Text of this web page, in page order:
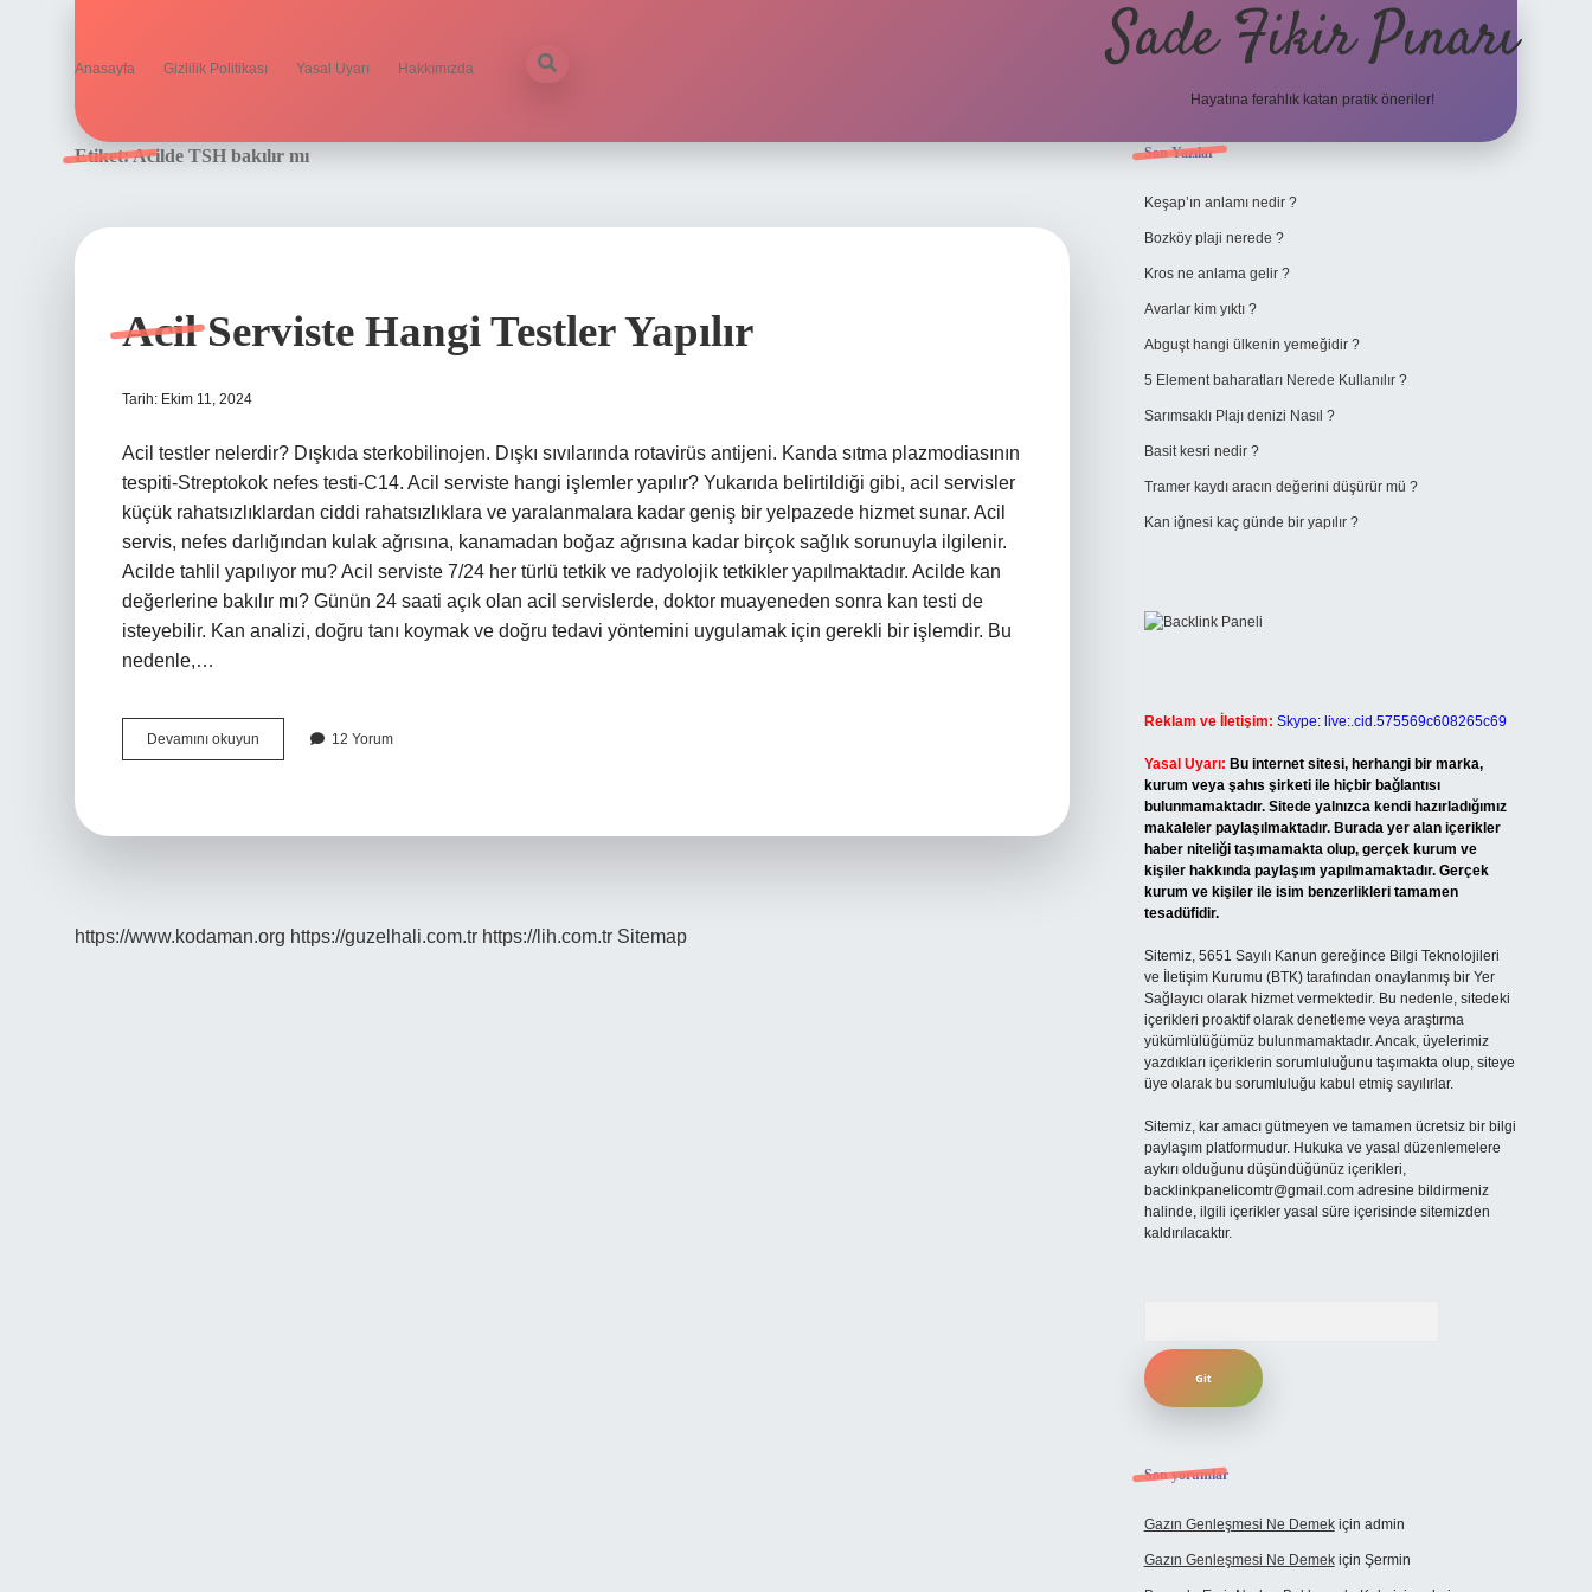
Anasayfa Gizlilik Politikası Yasal Uyarı Hakkımızda Sade Fikir Pınarı
Hayatına ferahlık katan pratik öneriler!
Etiket:Acilde TSH bakılır mı
Acil Serviste Hangi Testler Yapılır
Tarih: Ekim 11, 2024
Acil testler nelerdir? Dışkıda sterkobilinojen. Dışkı sıvılarında rotavirüs antijeni. Kanda sıtma plazmodiasının
tespiti-Streptokok nefes testi-C14. Acil serviste hangi işlemler yapılır? Yukarıda belirtildiği gibi, acil servisler
küçük rahatsızlıklardan ciddi rahatsızlıklara ve yaralanmalara kadar geniş bir yelpazede hizmet sunar. Acil
servis, nefes darlığından kulak ağrısına, kanamadan boğaz ağrısına kadar birçok sağlık sorunuyla ilgilenir.
Acilde tahlil yapılıyor mu? Acil serviste 7/24 her türlü tetkik ve radyolojik tetkikler yapılmaktadır. Acilde kan
değerlerine bakılır mı? Günün 24 saati açık olan acil servislerde, doktor muayeneden sonra kan testi de
isteyebilir. Kan analizi, doğru tanı koymak ve doğru tedavi yöntemini uygulamak için gerekli bir işlemdir. Bu
nedenle,…
Devamını okuyun
Serviste
12 Yorum
https://www.kodaman.org https://guzelhali.com.tr https://lih.com.tr Sitemap
Sidebar
Son Yazılar
Keşap’ın anlamı nedir ?
Bozköy plaji nerede ?
Kros ne anlama gelir ?
Avarlar kim yıktı ?
Abguşt hangi ülkenin yemeğidir ?
5 Element baharatları Nerede Kullanılır ?
Sarımsaklı Plajı denizi Nasıl ?
Basit kesri nedir ?
Tramer kaydı aracın değerini düşürür mü ?
Kan iğnesi kaç günde bir yapılır ?
Reklam ve İletişim: Skype: live:.cid.575569c608265c69
Yasal Uyarı: Bu internet sitesi, herhangi bir marka,
kurum veya şahıs şirketi ile hiçbir bağlantısı
bulunmamaktadır. Sitede yalnızca kendi hazırladığımız
makaleler paylaşılmaktadır. Burada yer alan içerikler
haber niteliği taşımamakta olup, gerçek kurum ve
kişiler hakkında paylaşım yapılmamaktadır. Gerçek
kurum ve kişiler ile isim benzerlikleri tamamen
tesadüfidir.
Sitemiz, 5651 Sayılı Kanun gereğince Bilgi Teknolojileri
ve İletişim Kurumu (BTK) tarafından onaylanmış bir Yer
Sağlayıcı olarak hizmet vermektedir. Bu nedenle, sitedeki
içerikleri proaktif olarak denetleme veya araştırma
yükümlülüğümüz bulunmamaktadır. Ancak, üyelerimiz
yazdıkları içeriklerin sorumluluğunu taşımakta olup, siteye
üye olarak bu sorumluluğu kabul etmiş sayılırlar.
Sitemiz, kar amacı gütmeyen ve tamamen ücretsiz bir bilgi
paylaşım platformudur. Hukuka ve yasal düzenlemelere
aykırı olduğunu düşündüğünüz içerikleri,
backlinkpanelicomtr@gmail.comadresine bildirmeniz
halinde, ilgili içerikler yasal süre içerisinde sitemizden
kaldırılacaktır.
Son yorumlar
Gazın Genleşmesi Ne Demekiçin admin
Gazın Genleşmesi Ne Demekiçin Şermin